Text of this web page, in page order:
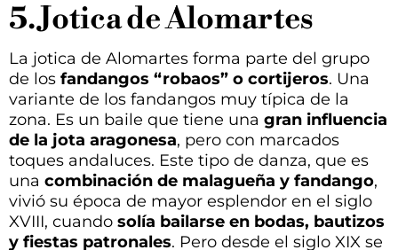
5. Jotica de Alomartes
La jotica de Alomartes forma parte del grupo
de los fandangos “robaos” o cortijeros. Una
variante de los fandangos muy típica de la
zona. Es un baile que tiene una gran influencia
de la jota aragonesa, pero con marcados
toques andaluces. Este tipo de danza, que es
una combinación de malagueña y fandango,
vivió su época de mayor esplendor en el siglo
XVIII, cuando solía bailarse en bodas, bautizos
y fiestas patronales. Pero desde el siglo XIX se